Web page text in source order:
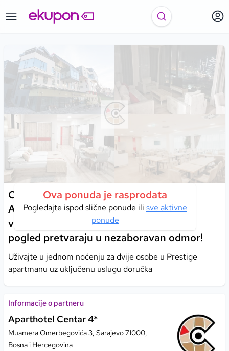
Ova ponuda je rasprodata
Pogledajte ispod slične ponude ili sve aktivne
ponude
Otkrijte čari Sarajeva uz boravak u
Aparthotelu Centar 4* – mjestu gdje se
vrhunska usluga, udobnost i jedinstven
pogled pretvaraju u nezaboravan odmor!
Uživajte u jednom noćenju za dvije osobe u Prestige
apartmanu uz uključenu uslugu doručka
Informacije o partneru
Aparthotel Centar 4*
Muamera Omerbegovića 3, Sarajevo 71000,
Bosna i Hercegovina